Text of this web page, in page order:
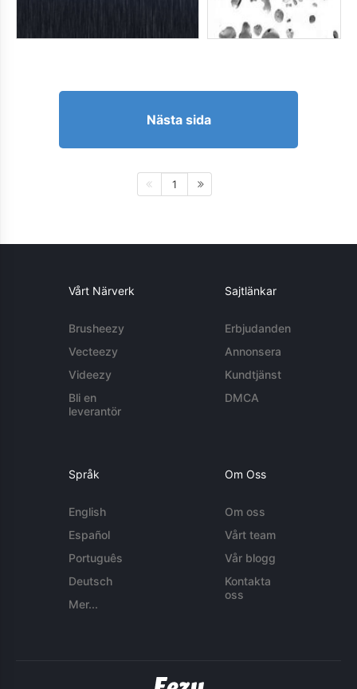
Nästa sida
1
Vårt Närverk
Brusheezy
Vecteezy
Videezy
Bli en
leverantör
Sajtlänkar
Erbjudanden
Annonsera
Kundtjänst
DMCA
Språk
English
Español
Português
Deutsch
Mer...
Om Oss
Om oss
Vårt team
Vår blogg
Kontakta
oss